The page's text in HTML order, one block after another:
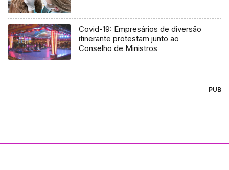
Covid-19: Empresários de diversão
itinerante protestam junto ao
Conselho de Ministros
PUB